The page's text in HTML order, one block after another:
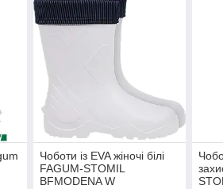
Чоботи із EVA жіночі білі
FAGUM-STOMIL
BFMODENA W